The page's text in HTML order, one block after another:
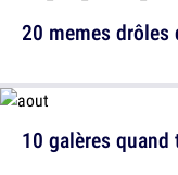
20 memes drôles
10 galères